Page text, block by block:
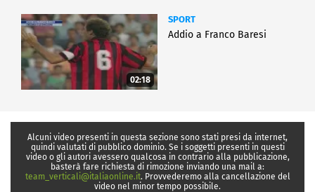
02:18
SPORT
Addio a Franco Baresi
Alcuni video presenti in questa sezione sono stati presi da internet,
quindi valutati di pubblico dominio. Se i soggetti presenti in questi
video o gli autori avessero qualcosa in contrario alla pubblicazione,
basterà fare richiesta di rimozione inviando una mail a:
team_verticali@italiaonline.it. Provvederemo alla cancellazione del
video nel minor tempo possibile.